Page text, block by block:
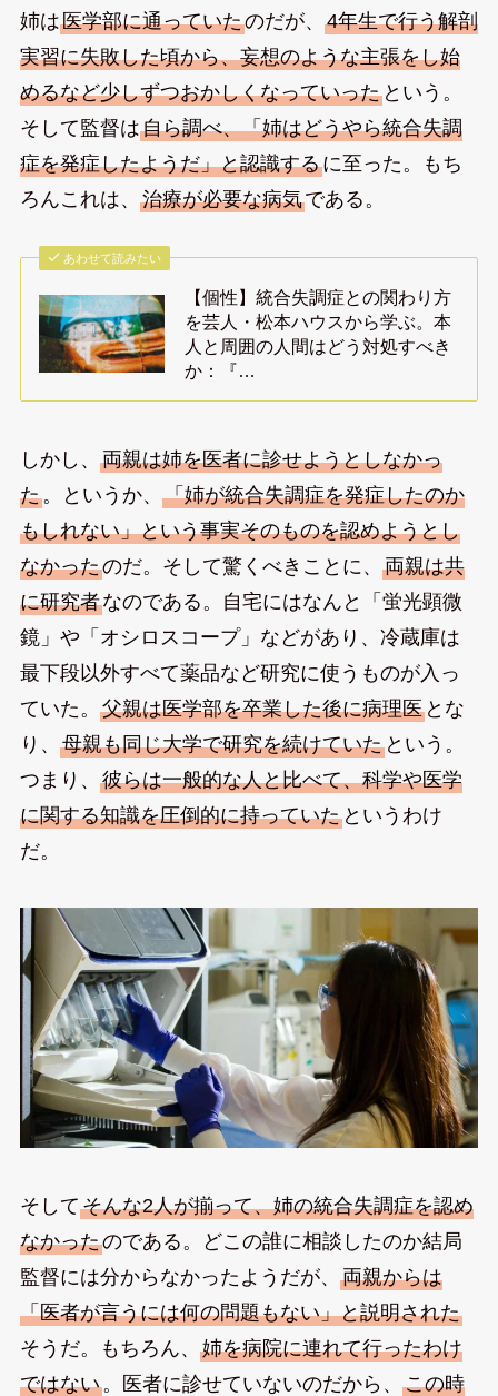
姉は医学部に通っていたのだが、 4年生で行う解剖
実習に失敗した頃から、妄想のような主張をし始
めるなど少しずつおかしくなっていったという。
そして監督は自ら調べ、「姉はどうやら統合失調
症を発症したようだ」と認識するに至った。もち
ろんこれは、 治療が必要な病気である。
あわせて読みたい
【個性】統合失調症との関わり方
を芸人・松本ハウスから学ぶ。本
人と周囲の人間はどう対処すべき
か：『…
しかし、 両親は姉を医者に診せようとしなかっ
た。というか、 「姉が統合失調症を発症したのか
もしれない」という事実そのものを認めようとし
なかったのだ。そして驚くべきことに、 両親は共
に研究者なのである。自宅にはなんと「蛍光顕微
鏡」や「オシロスコープ」などがあり、冷蔵庫は
最下段以外すべて薬品など研究に使うものが入っ
ていた。 父親は医学部を卒業した後に病理医とな
り、 母親も同じ大学で研究を続けていたという。
つまり、 彼らは一般的な人と比べて、科学や医学
に関する知識を圧倒的に持っていたというわけ
だ。
そしてそんな2人が揃って、姉の統合失調症を認め
なかったのである。どこの誰に相談したのか結局
監督には分からなかったようだが、 両親からは
「医者が言うには何の問題もない」と説明された
そうだ。もちろん、 姉を病院に連れて行ったわけ
ではない。医者に診せていないのだから、 この時